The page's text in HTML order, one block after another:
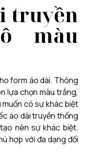
truyền
màu
form áo dài. Thông
lựa chọn màu trắng,
muốn có sự khác biệt
áo dài truyền thống
nên sự khác biệt.
hợp với đa dạng đối